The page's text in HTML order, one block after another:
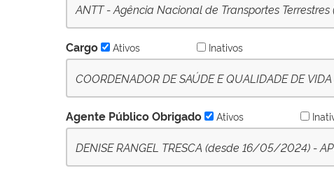
ANTT - Agência Nacional de Transportes
Cargo Ativos Inativos
COORDENADOR DE SAÚDE E QUALIDADE DE
Agente Público Obrigado Ativos
DENISE RANGEL TRESCA (desde 16/05/2024) -